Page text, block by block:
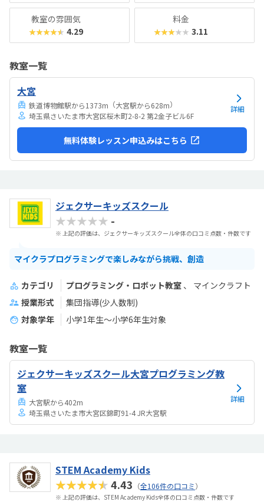
教室の雰囲気
★★★★★ 4.29
料金
★★★★★ 3.11
教室一覧
大宮
鉄道博物館駅から1373m （大宮駅から628m）
埼玉県さいたま市大宮区桜木町2-8-2 第2金子ビル6F
詳細
無料体験レッスン申込みはこちら
ジェクサーキッズスクール
★★★★★ -
※ 上記の評価は、ジェクサーキッズスクール全体の口コミ点数・件数です
マイクラプログラミングで楽しみながら挑戦、創造
カテゴリ プログラミング・ロボット教室
マインクラフト
授業形式
集団指導(少人数制)
対象学年
小学1年生～小学6年生対象
教室一覧
ジェクサーキッズスクール大宮プログラミング教
室
大宮駅から402m
埼玉県さいたま市大宮区錦町91-4 JR大宮駅
詳細
STEM Academy Kids
★★★★★4.43 （全106件の口コミ）
※ 上記の評価は、STEM Academy Kids全体の口コミ点数・件数です